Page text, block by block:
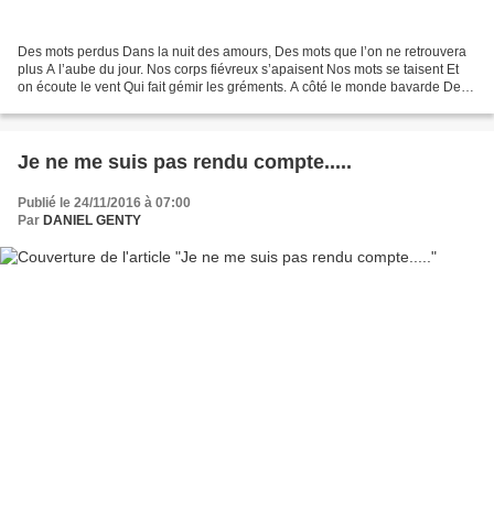
Des mots perdus Dans la nuit des amours, Des mots que l’on ne retrouvera
plus A l’aube du jour. Nos corps fiévreux s’apaisent Nos mots se taisent Et
on écoute le vent Qui fait gémir les gréments. A côté le monde bavarde De
Je ne me suis pas rendu compte.....
Publié le 24/11/2016 à 07:00
Par DANIEL GENTY